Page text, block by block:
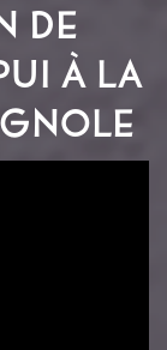
DE
À LA